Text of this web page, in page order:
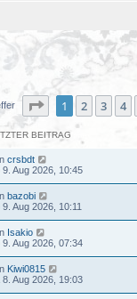
Seite von40
1 2 3 4
BEITRAG
crsbdt
9. Aug 2026, 10:45
bazobi
9. Aug 2026, 10:11
Isakio
9. Aug 2026, 07:34
Kiwi0815
8. Aug 2026, 19:03